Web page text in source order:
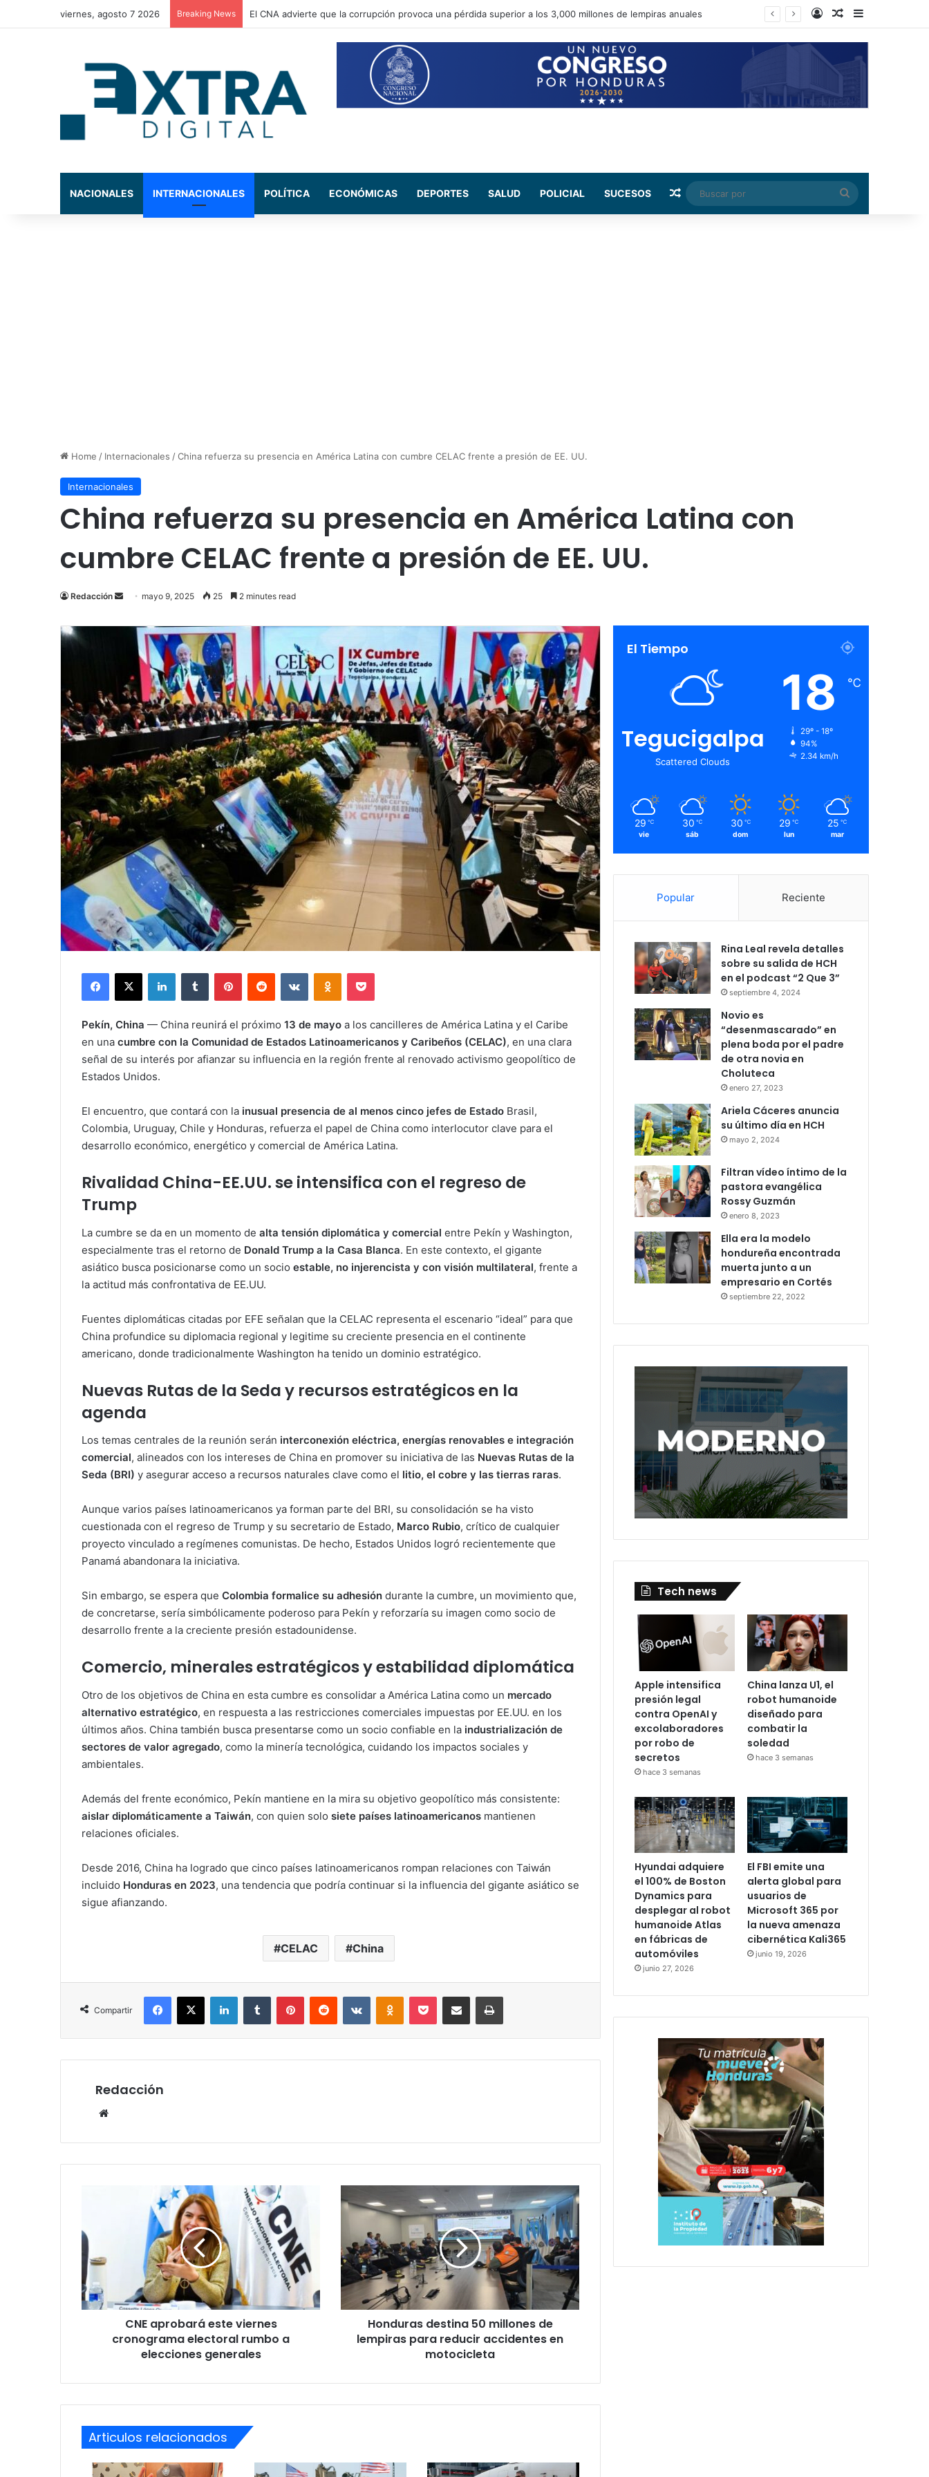
viernes, agosto 7 2026 Breaking News La Comisión de Salud del CN se reúne con médicos residentes para evaluar el incremento de su salario beca Log InRandom Article
Sidebar
NACIONALES INTERNACIONALES POLÍTICA ECONÓMICAS DEPORTES SALUD POLICIAL SUCESOS Random Article
Buscar
por
Home / Internacionales /China refuerza su presencia en América Latina con cumbre CELAC frente a presión de EE. UU.
Internacionales
China refuerza su presencia en América Latina con
cumbre CELAC frente a presión de EE. UU.
Redacción
Send
email
mayo 9, 2025 25 2 minutes read
Facebook
X LinkedInTumblr PinterestReddit VKontakteOdnoklassniki
Pocket
Pekín, China — China reunirá el próximo 13 de mayo a los cancilleres de América Latina y el Caribe
en una cumbre con la Comunidad de Estados Latinoamericanos y Caribeños (CELAC), en una clara
señal de su interés por afianzar su influencia en la región frente al renovado activismo geopolítico de
Estados Unidos.
El encuentro, que contará con la inusual presencia de al menos cinco jefes de Estado Brasil,
Colombia, Uruguay, Chile y Honduras, refuerza el papel de China como interlocutor clave para el
desarrollo económico, energético y comercial de América Latina.
Rivalidad China-EE.UU. se intensifica con el regreso de
Trump
La cumbre se da en un momento de alta tensión diplomática y comercial entre Pekín y Washington,
especialmente tras el retorno de Donald Trump a la Casa Blanca. En este contexto, el gigante
asiático busca posicionarse como un socio estable, no injerencista y con visión multilateral, frente a
la actitud más confrontativa de EE.UU.
Fuentes diplomáticas citadas por EFE señalan que la CELAC representa el escenario “ideal” para que
China profundice su diplomacia regional y legitime su creciente presencia en el continente
americano, donde tradicionalmente Washington ha tenido un dominio estratégico.
Nuevas Rutas de la Seda y recursos estratégicos en la
agenda
Los temas centrales de la reunión serán interconexión eléctrica, energías renovables e integración
comercial, alineados con los intereses de China en promover su iniciativa de las Nuevas Rutas de la
Seda (BRI) y asegurar acceso a recursos naturales clave como el litio, el cobre y las tierras raras.
Aunque varios países latinoamericanos ya forman parte del BRI, su consolidación se ha visto
cuestionada con el regreso de Trump y su secretario de Estado, Marco Rubio, crítico de cualquier
proyecto vinculado a regímenes comunistas. De hecho, Estados Unidos logró recientemente que
Panamá abandonara la iniciativa.
Sin embargo, se espera que Colombia formalice su adhesión durante la cumbre, un movimiento que,
de concretarse, sería simbólicamente poderoso para Pekín y reforzaría su imagen como socio de
desarrollo frente a la creciente presión estadounidense.
Comercio, minerales estratégicos y estabilidad diplomática
Otro de los objetivos de China en esta cumbre es consolidar a América Latina como un mercado
alternativo estratégico, en respuesta a las restricciones comerciales impuestas por EE.UU. en los
últimos años. China también busca presentarse como un socio confiable en la industrialización de
sectores de valor agregado, como la minería tecnológica, cuidando los impactos sociales y
ambientales.
Además del frente económico, Pekín mantiene en la mira su objetivo geopolítico más consistente:
aislar diplomáticamente a Taiwán, con quien solo siete países latinoamericanos mantienen
relaciones oficiales.
Desde 2016, China ha logrado que cinco países latinoamericanos rompan relaciones con Taiwán
incluido Honduras en 2023, una tendencia que podría continuar si la influencia del gigante asiático se
sigue afianzando.
CELAC China
Compartir
Facebook
X LinkedInTumblr PinterestReddit VKontakteOdnoklassniki
Pocket compartit via email Print
Redacción
viernes
electoral
rumbo
a
elecciones
CNE aprobará este viernes
cronograma electoral rumbo a
elecciones generales
destina
millones
de
lempiras
reducir
accidentes
motocicleta
Honduras destina 50 millones de
lempiras para reducir accidentes en
motocicleta
Articulos relacionados
El Tiempo
Tegucigalpa
Scattered Clouds
18 ℃
29º - 18º
94%
2.34 km/h
29 ℃
vie
30 ℃
sáb
30 ℃
dom
29 ℃
lun
25 ℃
mar
Popular Reciente
Rina Leal revela detalles
sobre su salida de HCH
en el podcast “2 Que 3”
septiembre 4, 2024
Novio es
“desenmascarado” en
plena boda por el padre
de otra novia en
Choluteca
enero 27, 2023
Ariela Cáceres anuncia
su último día en HCH
mayo 2, 2024
Filtran vídeo íntimo de la
pastora evangélica
Rossy Guzmán
enero 8, 2023
Ella era la modelo
hondureña encontrada
muerta junto a un
empresario en Cortés
septiembre 22, 2022
Tech news
Apple intensifica
presión legal
contra OpenAI y
excolaboradores
por robo de
secretos
hace 3 semanas
China lanza U1, el
robot humanoide
diseñado para
combatir la
soledad
hace 3 semanas
Hyundai adquiere
el 100% de Boston
Dynamics para
desplegar al robot
humanoide Atlas
en fábricas de
automóviles
junio 27, 2026
El FBI emite una
alerta global para
usuarios de
Microsoft 365 por
la nueva amenaza
cibernética Kali365
junio 19, 2026